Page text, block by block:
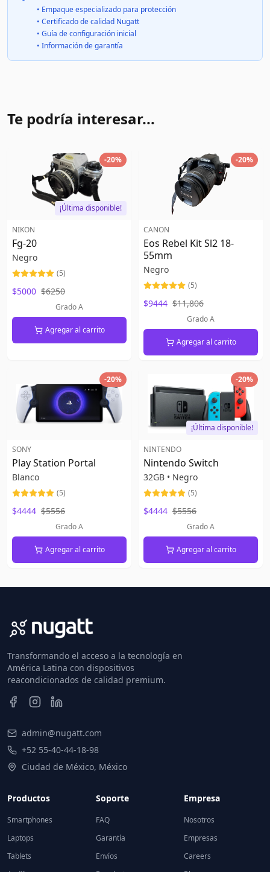
• Empaque especializado para protección
• Certificado de calidad Nugatt
• Guía de configuración inicial
• Información de garantía
Te podría interesar...
-20%
¡Última disponible!
NIKON
Fg-20
Negro
(5)
$5000 $6250
Grado A
Agregar al carrito
-20%
CANON
Eos Rebel Kit Sl2 18-
55mm
Negro
(5)
$9444 $11,806
Grado A
Agregar al carrito
-20%
SONY
Play Station Portal
Blanco
(5)
$4444 $5556
Grado A
Agregar al carrito
-20%
¡Última disponible!
NINTENDO
Nintendo Switch
32GB • Negro
(5)
$4444 $5556
Grado A
Agregar al carrito
Transformando el acceso a la tecnología en
América Latina con dispositivos
reacondicionados de calidad premium.
admin@nugatt.com
+52 55-40-44-18-98
Ciudad de México, México
Productos
Smartphones
Laptops
Tablets
Soporte
FAQ
Garantía
Envíos
Empresa
Nosotros
Empresas
Careers